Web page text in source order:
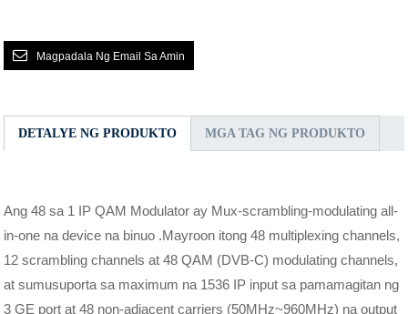
Magpadala Ng Email Sa Amin
DETALYE NG PRODUKTO MGA TAG NG PRODUKTO
Ang 48 sa 1 IP QAM Modulator ay Mux-scrambling-modulating all-
in-one na device na binuo .Mayroon itong 48 multiplexing channels,
12 scrambling channels at 48 QAM (DVB-C) modulating channels,
at sumusuporta sa maximum na 1536 IP input sa pamamagitan ng
3 GE port at 48 non-adjacent carriers (50MHz~960MHz) na output